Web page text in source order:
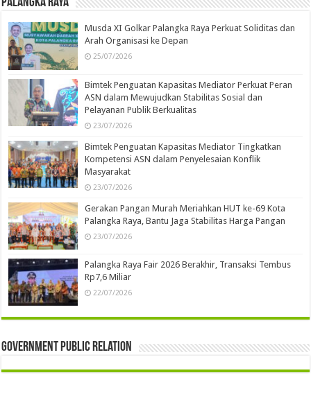
Palangka Raya
Musda XI Golkar Palangka Raya Perkuat Soliditas dan
Arah Organisasi ke Depan
25/07/2026
Bimtek Penguatan Kapasitas Mediator Perkuat Peran
ASN dalam Mewujudkan Stabilitas Sosial dan
Pelayanan Publik Berkualitas
23/07/2026
Bimtek Penguatan Kapasitas Mediator Tingkatkan
Kompetensi ASN dalam Penyelesaian Konflik
Masyarakat
23/07/2026
Gerakan Pangan Murah Meriahkan HUT ke-69 Kota
Palangka Raya, Bantu Jaga Stabilitas Harga Pangan
23/07/2026
Palangka Raya Fair 2026 Berakhir, Transaksi Tembus
Rp7,6 Miliar
22/07/2026
Government Public Relation